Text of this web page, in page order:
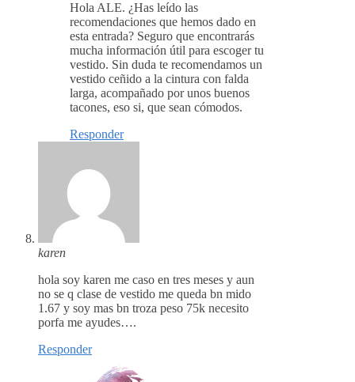
Hola ALE. ¿Has leído las
recomendaciones que hemos dado en
esta entrada? Seguro que encontrarás
mucha información útil para escoger tu
vestido. Sin duda te recomendamos un
vestido ceñido a la cintura con falda
larga, acompañado por unos buenos
tacones, eso si, que sean cómodos.
Responder
karen
hola soy karen me caso en tres meses y aun
no se q clase de vestido me queda bn mido
1.67 y soy mas bn troza peso 75k necesito
porfa me ayudes….
Responder